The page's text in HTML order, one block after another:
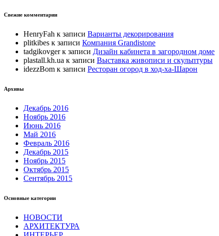
Свежие комментарии
HenryFah к записи Варианты декорирования
plitkibes к записи Компания Grandistone
tadgikovgerк записи Дизайн кабинета в загородном доме
plastall.kh.ua к записи Выставка живописи и скульптуры
idezzBom к записи Ресторан огород в ход-ха-Шарон
Архивы
Декабрь 2016
Ноябрь 2016
Июнь 2016
Май 2016
Февраль 2016
Декабрь 2015
Ноябрь 2015
Октябрь 2015
Сентябрь 2015
Основные категории
НОВОСТИ
АРХИТЕКТУРА